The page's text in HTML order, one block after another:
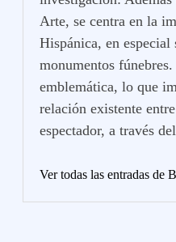
Arte, se centra en la
Hispánica, en especial
monumentos
emblemática, lo que
relación existente
espectador, a través
Ver todas las entradas de